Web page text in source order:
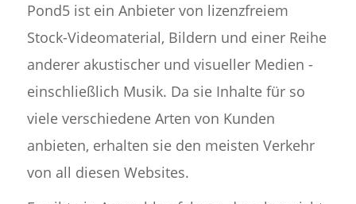
Pond5 ist ein Anbieter von lizenzfreiem
Stock-Videomaterial, Bildern und einer Reihe
anderer akustischer und visueller Medien -
einschließlich Musik. Da sie Inhalte für so
viele verschiedene Arten von Kunden
anbieten, erhalten sie den meisten Verkehr
von all diesen Websites.